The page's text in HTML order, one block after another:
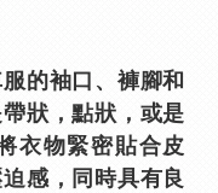
的袖口、褲腳和
狀，點狀，或是
衣物緊密貼合皮
感，同時具有良